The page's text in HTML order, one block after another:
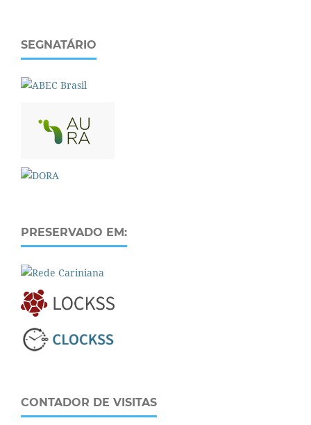
SEGNATÁRIO
PRESERVADO EM:
CONTADOR DE VISITAS